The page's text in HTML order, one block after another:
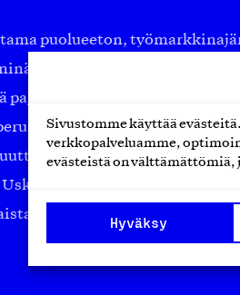
Sivustomme käyttää
verkkopalveluamme,
evästeistä on
Hyväksy
puolueeton,
on koko suomalaisen
ja yhteisöistä
yli 100 vuotta sitten
sekä nostamaan ylpeyttä
yhä, että työ yhdistää
yhteiskuntaa. Me